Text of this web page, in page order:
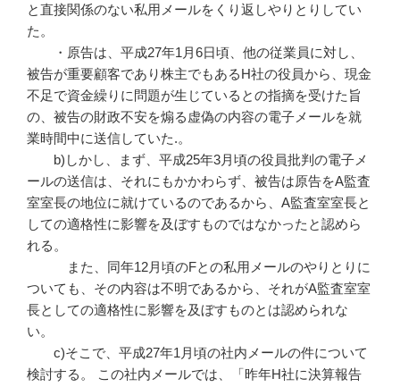
と直接関係のない私用メールをくり返しやりとりしてい
た。
・原告は、平成27年1月6日頃、他の従業員に対し、
被告が重要顧客であり株主でもあるH社の役員から、現金
不足で資金繰りに問題が生じているとの指摘を受けた旨
の、被告の財政不安を煽る虚偽の内容の電子メールを就
業時間中に送信していた.。
b)しかし、まず、平成25年3月頃の役員批判の電子メ
ールの送信は、それにもかかわらず、被告は原告をA監査
室室長の地位に就けているのであるから、A監査室室長と
しての適格性に影響を及ぼすものではなかったと認めら
れる。
また、同年12月頃のFとの私用メールのやりとりに
ついても、その内容は不明であるから、それがA監査室室
長としての適格性に影響を及ぼすものとは認められな
い。
c)そこで、平成27年1月頃の社内メールの件について
検討する。 この社内メールでは、「昨年H社に決算報告